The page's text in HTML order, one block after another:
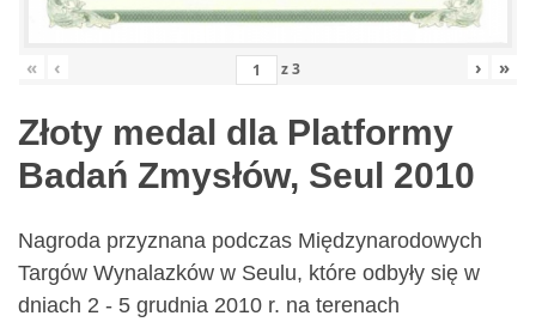
« ‹ z3 › »
Złoty medal dla Platformy
Badań Zmysłów, Seul 2010
Nagroda przyznana podczas Międzynarodowych
Targów Wynalazków w Seulu, które odbyły się w
dniach 2 - 5 grudnia 2010 r. na terenach